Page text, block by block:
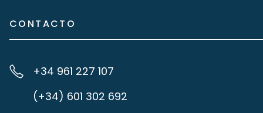
CONTACTO
+34 961 227 107
(+34) 601 302 692